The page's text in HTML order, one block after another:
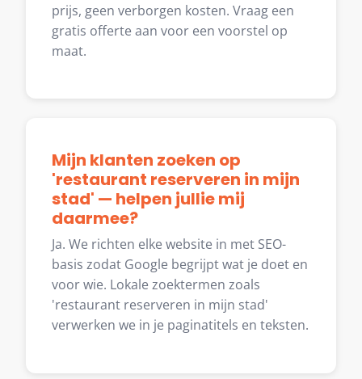
prijs, geen verborgen kosten. Vraag een
gratis offerte aan voor een voorstel op
maat.
Mijn klanten zoeken op
'restaurant reserveren in mijn
stad' — helpen jullie mij
daarmee?
Ja. We richten elke website in met SEO-
basis zodat Google begrijpt wat je doet en
voor wie. Lokale zoektermen zoals
'restaurant reserveren in mijn stad'
verwerken we in je paginatitels en teksten.